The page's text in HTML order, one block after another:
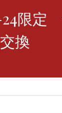
24限
換